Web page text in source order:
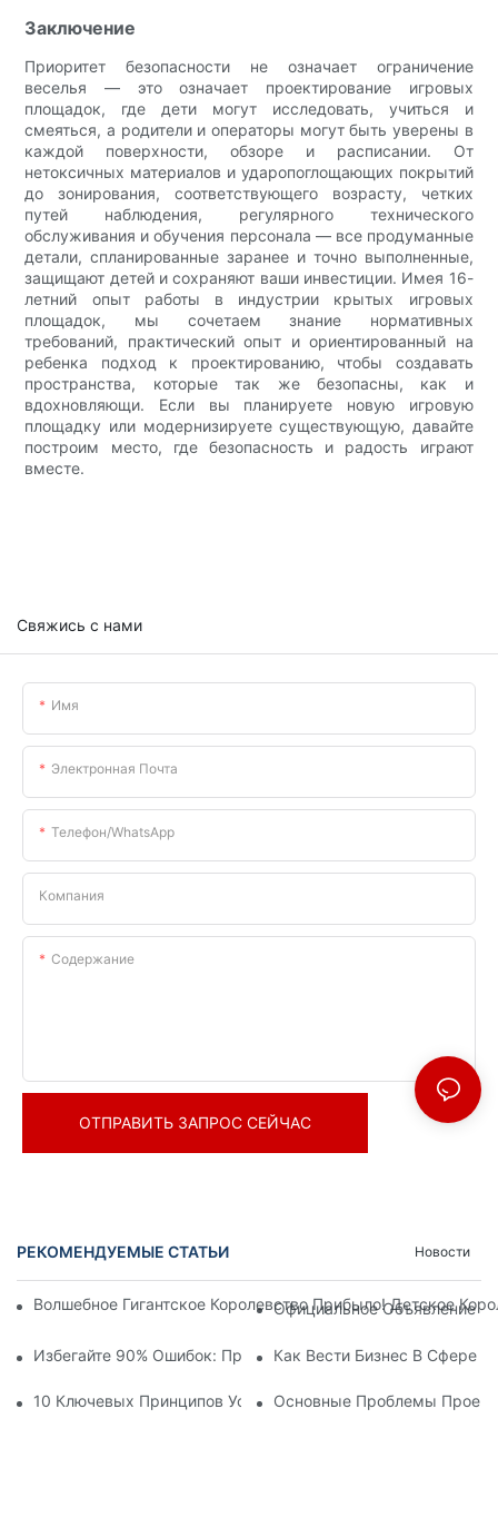
Заключение
Приоритет безопасности не означает ограничение
веселья — это означает проектирование игровых
площадок, где дети могут исследовать, учиться и
смеяться, а родители и операторы могут быть уверены в
каждой поверхности, обзоре и расписании. От
нетоксичных материалов и ударопоглощающих покрытий
до зонирования, соответствующего возрасту, четких
путей наблюдения, регулярного технического
обслуживания и обучения персонала — все продуманные
детали, спланированные заранее и точно выполненные,
защищают детей и сохраняют ваши инвестиции. Имея 16-
летний опыт работы в индустрии крытых игровых
площадок, мы сочетаем знание нормативных
требований, практический опыт и ориентированный на
ребенка подход к проектированию, чтобы создавать
пространства, которые так же безопасны, как и
вдохновляющи. Если вы планируете новую игровую
площадку или модернизируете существующую, давайте
построим место, где безопасность и радость играют
вместе.
Свяжись с нами
Имя
Электронная Почта
Телефон/WhatsApp
Компания
Содержание
ОТПРАВИТЬ ЗАПРОС СЕЙЧАС
РЕКОМЕНДУЕМЫЕ СТАТЬИ Новости
Волшебное Гигантское Королевство Прибыло! Детское
Официальное Объявление |
Избегайте 90% Ошибок: При Инвестировании В
Как Вести Бизнес В Сфере
10 Ключевых Принципов Успешного Проектирования
Основные Проблемы